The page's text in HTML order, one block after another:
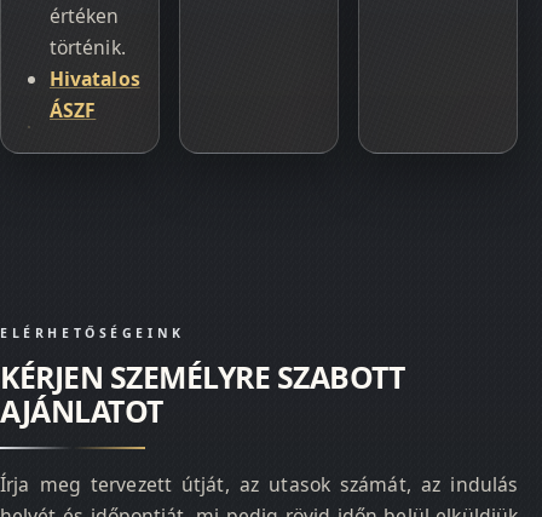
értéken
történik.
Hivatalos
ÁSZF
ELÉRHETŐSÉGEINK
KÉRJEN SZEMÉLYRE SZABOTT
AJÁNLATOT
Írja meg tervezett útját, az utasok számát, az indulás